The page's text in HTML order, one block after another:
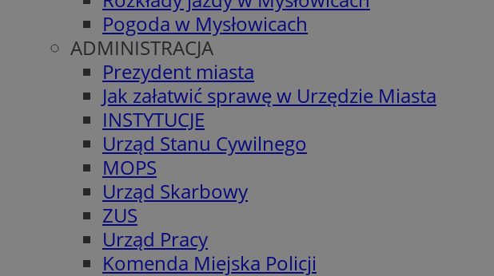
Pogoda w Mysłowicach
ADMINISTRACJA
Prezydent miasta
Jak załatwić sprawę w Urzędzie Miasta
INSTYTUCJE
Urząd Stanu Cywilnego
MOPS
Urząd Skarbowy
ZUS
Urząd Pracy
Komenda Miejska Policji